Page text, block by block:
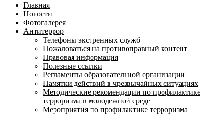
Главная
Новости
Фотогалерея
Антитеррор
Телефоны экстренных служб
Пожаловаться на противоправный контент
Правовая информация
Полезные ссылки
Регламенты образовательной организации
Памятки действий в чрезвычайных ситуациях
Методические рекомендации по профилактике
терроризма в молодежной среде
Мероприятия по профилактике терроризма